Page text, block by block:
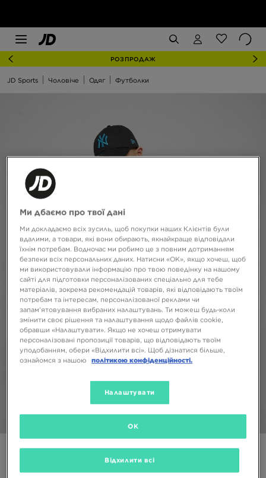
РОЗПРОДАЖ
JD Sports Чоловіче Одяг Футболки
ФУТБОЛКА M JORDAN DF SPRT SS ТОП
Ми дбаємо про твої дані
Ми докладаємо всіх зусиль, щоб покупки наших Клієнтів були
вдалими, а товари, які вони обирають, якнайкраще відповідали
їхнім потребам. Водночас ми робимо це з повним дотриманням
безпеки всіх персональних даних. Натисни «OK», якщо хочеш, щоб
ми використовували інформацію про твою поведінку на нашому
сайті для підготовки персоналізованих спеціально для тебе
матеріалів, зокрема рекомендацій товарів, які відповідають твоїм
потребам та інтересам, персоналізованої реклами чи
запам’ятовування вибраних налаштувань. Ти можеш будь-коли
змінити своє рішення та налаштування щодо файлів cookie,
обравши «Налаштувати». Якщо не хочеш отримувати
персоналізовані пропозиції товарів, що відповідають твоїм
уподобанням, обери «Відхилити всі». Щоб дізнатися більше,
ознайомся з нашою
політикою конфіденційності.
Налаштувати
Відхилити всі
OK